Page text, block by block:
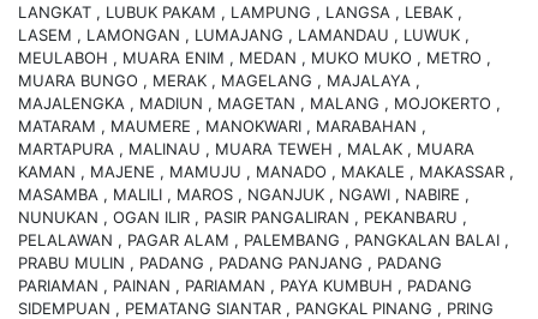
LANGKAT , LUBUK PAKAM , LAMPUNG , LANGSA , LEBAK ,
LASEM , LAMONGAN , LUMAJANG , LAMANDAU , LUWUK ,
MEULABOH , MUARA ENIM , MEDAN , MUKO MUKO , METRO ,
MUARA BUNGO , MERAK , MAGELANG , MAJALAYA ,
MAJALENGKA , MADIUN , MAGETAN , MALANG , MOJOKERTO ,
MATARAM , MAUMERE , MANOKWARI , MARABAHAN ,
MARTAPURA , MALINAU , MUARA TEWEH , MALAK , MUARA
KAMAN , MAJENE , MAMUJU , MANADO , MAKALE , MAKASSAR ,
MASAMBA , MALILI , MAROS , NGANJUK , NGAWI , NABIRE ,
NUNUKAN , OGAN ILIR , PASIR PANGALIRAN , PEKANBARU ,
PELALAWAN , PAGAR ALAM , PALEMBANG , PANGKALAN BALAI ,
PRABU MULIN , PADANG , PADANG PANJANG , PADANG
PARIAMAN , PAINAN , PARIAMAN , PAYA KUMBUH , PADANG
SIDEMPUAN , PEMATANG SIANTAR , PANGKAL PINANG , PRING